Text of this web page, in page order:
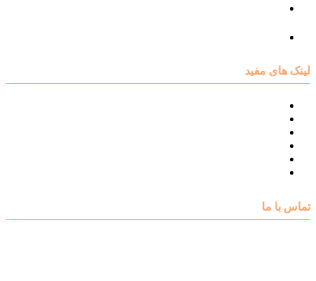
لینک های مفید
تماس با ما